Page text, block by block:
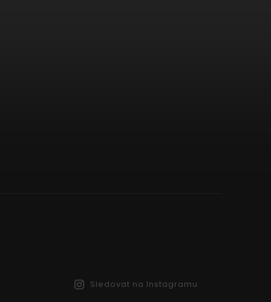
Sledovat na Instagramu